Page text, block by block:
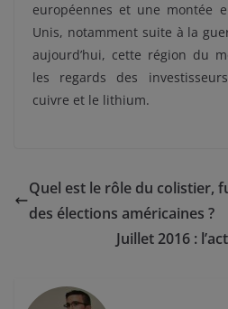
européennes et une montée
Unis, notamment suite à la
aujourd’hui, cette région du
les regards des
cuivre et le lithium.
Quel est le rôle du colistier,
des élections américaines ?
Juillet 2016 :